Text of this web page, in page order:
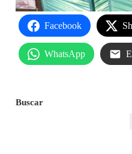
Facebook
WhatsApp
Buscar